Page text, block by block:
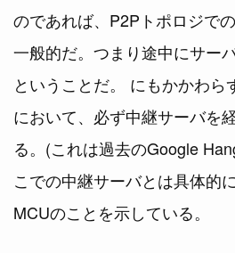
のであれば、P2Pトポロジで
一般的だ。つまり途中にサー
ということだ。 にもかかわら
において、必ず中継サーバを
る。(これは過去のGoogle
こでの中継サーバとは具体的
MCUのことを示している。